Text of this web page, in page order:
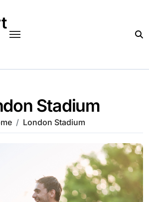
Stadium
London Stadium